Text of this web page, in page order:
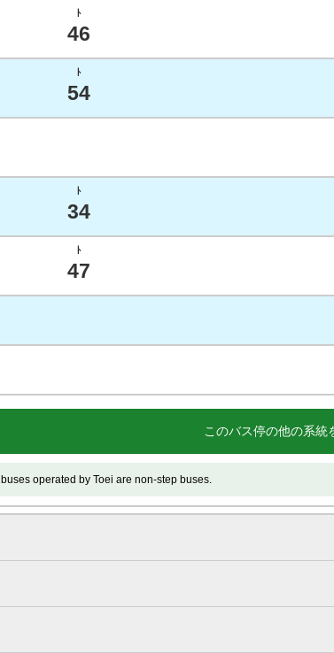
ﾄ
46
ﾄ
54
ﾄ
34
ﾄ
47
このバス停の他の系統
operated by Toei are non-step buses.